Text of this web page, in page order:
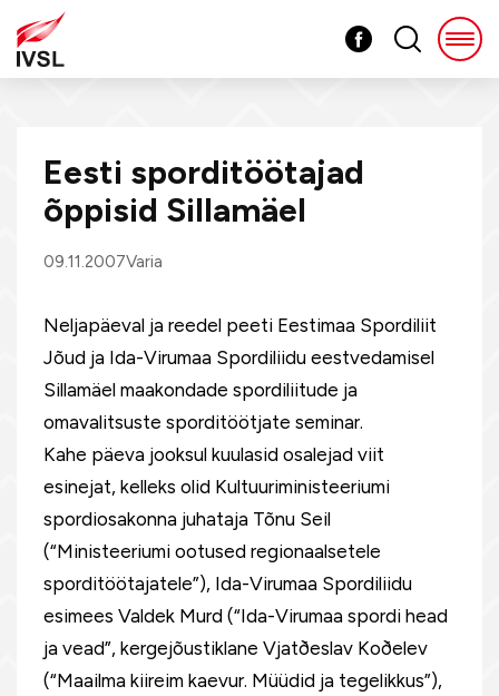
Eesti sporditöötajad
õppisid Sillamäel
09.11.2007Varia
Neljapäeval ja reedel peeti Eestimaa Spordiliit
Jõud ja Ida-Virumaa Spordiliidu eestvedamisel
Sillamäel maakondade spordiliitude ja
omavalitsuste sporditöötjate seminar.
Kahe päeva jooksul kuulasid osalejad viit
esinejat, kelleks olid Kultuuriministeeriumi
spordiosakonna juhataja Tõnu Seil
(“Ministeeriumi ootused regionaalsetele
sporditöötajatele”), Ida-Virumaa Spordiliidu
esimees Valdek Murd (“Ida-Virumaa spordi head
ja vead”, kergejõustiklane Vjatðeslav Koðelev
(“Maailma kiireim kaevur. Müüdid ja tegelikkus”),